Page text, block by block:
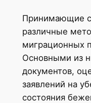
Принимающие
различные
миграционных
Основными из
документов,
заявлений на
состояния